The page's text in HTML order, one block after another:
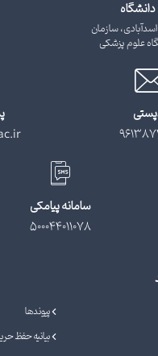
اسدآبادی، سازمان
علوم پزشکی
سامانه پیامکی
500044011078
پیوندها
بیانیه حفظ